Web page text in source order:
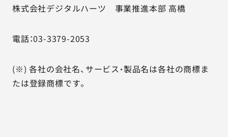
株式会社デジタルハーツ 事業推進本部 高橋
電話：03-3379-2053
(※) 各社の会社名、サービス・製品名は各社の商標ま
たは登録商標です。